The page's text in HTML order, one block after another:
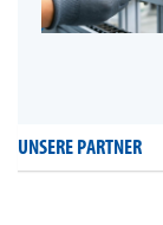
UNSERE PARTNER